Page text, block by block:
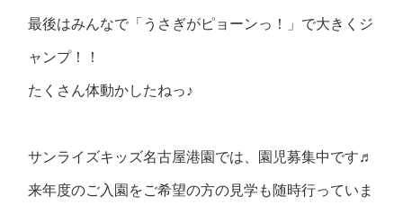
最後はみんなで「うさぎがピョーンっ！」で大きくジ
ャンプ！！
たくさん体動かしたねっ♪
サンライズキッズ名古屋港園では、園児募集中です♬
来年度のご入園をご希望の方の見学も随時行っていま